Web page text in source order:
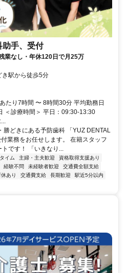
助手、受付
業なし・年休120日で月25万
き駅から徒歩5分
たり7時間 〜 8時間30分 平均勤務日
＜診療時間＞ 平日：09:30-13:30
勝どきにある予防歯科 「YUZ DENTAL
業務をお任せします。 在籍スタッフ
です！ 「いきなり...
イム 主婦・主夫歓迎
資格取得支援あり
経験不問 未経験者歓迎
交通費全額支給
休あり 交通費支給 長期歓迎
駅近5分以内